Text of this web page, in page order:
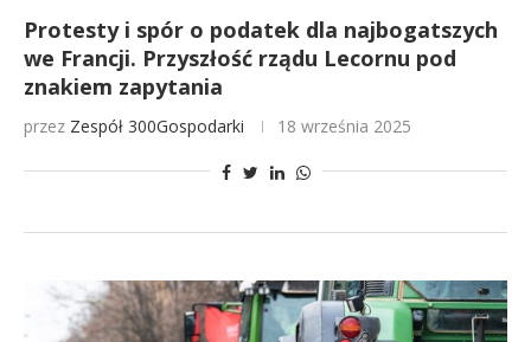
Protesty i spór o podatek dla najbogatszych
we Francji. Przyszłość rządu Lecornu pod
znakiem zapytania
przez Zespół 300Gospodarki 18 września 2025